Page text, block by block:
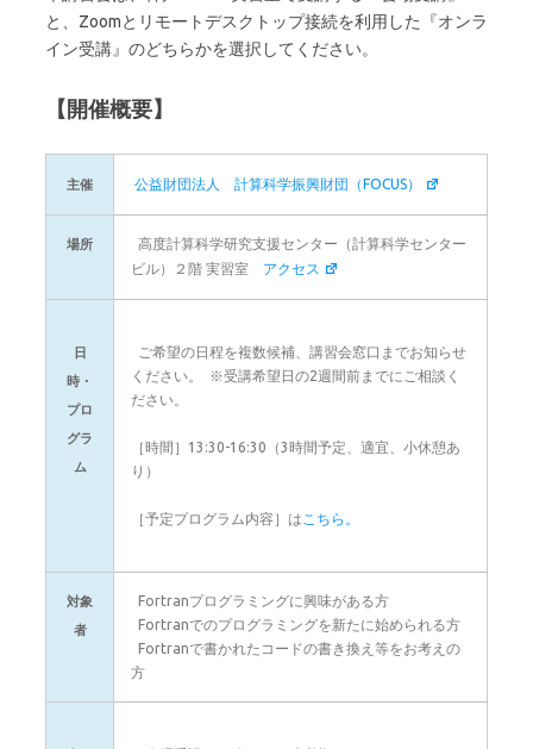
と、Zoomとリモートデスクトップ接続を利用した『オンラ
イン受講』のどちらかを選択してください。
【開催概要】
主催 公益財団法人 計算科学振興財団（FOCUS）
場所
高度計算科学研究支援センター（計算科学センター
ビル）２階 実習室 アクセス
日
時・
プロ
グラ
ム
ご希望の日程を複数候補、講習会窓口までお知らせ
ください。 ※受講希望日の2週間前までにご相談く
ださい。
［時間］13:30-16:30（3時間予定、適宜、小休憩あ
り）
［予定プログラム内容］は こちら。
対象
者
Fortranプログラミングに興味がある方
Fortranでのプログラミングを新たに始められる方
Fortranで書かれたコードの書き換え等をお考えの
方